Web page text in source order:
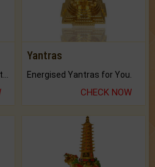
Yantras
Energised Yantras for You.
CHECK NOW